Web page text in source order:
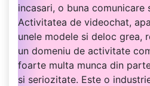
incasari, o buna comunicare
Activitatea de videochat,
unele modele si deloc grea,
un domeniu de activitate
foarte multa munca din
si seriozitate. Este o